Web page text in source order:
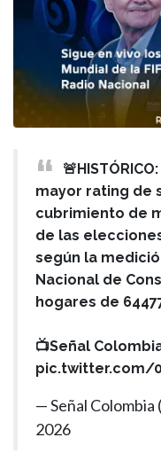
mayor rating de
cubrimiento de
de las
según la
Nacional de
hogares de
📺Señal
pic.twitter.com/
— Señal Colombia
2026